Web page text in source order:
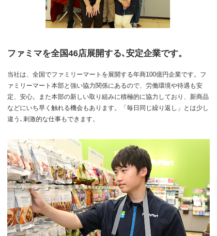
ファミマを全国46店展開する､安定企業です。
当社は、全国でファミリーマートを展開する年商100億円企業です。フ
ァミリーマート本部と強い協力関係にあるので、労働環境や待遇も安
定、安心。また本部の新しい取り組みに積極的に協力しており、新商品
などにいち早く触れる機会もあります。「毎日同じ繰り返し」とは少し
違う､刺激的な仕事もできます。